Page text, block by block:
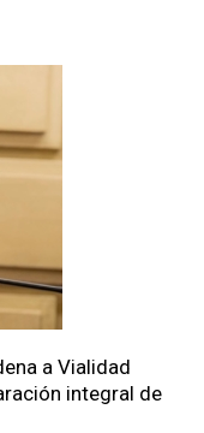
a Vialidad
integral de